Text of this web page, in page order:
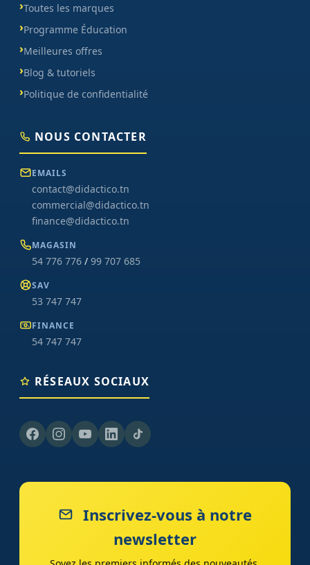
Toutes les marques
Programme Éducation
Meilleures offres
Blog & tutoriels
Politique de confidentialité
NOUS CONTACTER
EMAILS
contact@didactico.tn
commercial@didactico.tn
finance@didactico.tn
MAGASIN
54 776 776 / 99 707 685
SAV
53 747 747
FINANCE
54 747 747
RÉSEAUX SOCIAUX
Inscrivez-vous à notre
newsletter